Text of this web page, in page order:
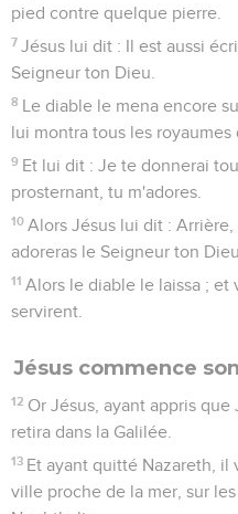
pied contre quelque pierre.
7 Jésus lui dit : Il est aussi
Seigneur ton Dieu.
8 Le diable le mena encore
lui montra tous les
9 Et lui dit : Je te donnerai
prosternant, tu m'adores.
10 Alors Jésus lui dit : Arrière,
adoreras le Seigneur ton
11 Alors le diable le laissa ;
servirent.
Jésus commence
12 Or Jésus, ayant appris
retira dans la Galilée.
13 Et ayant quitté Nazareth, il
ville proche de la mer, sur